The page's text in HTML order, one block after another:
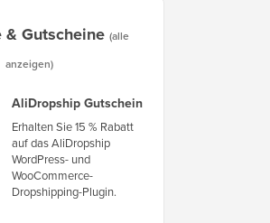
Gutscheine (alle
anzeigen)
AliDropship Gutschein
Erhalten Sie 15 % Rabatt
auf das AliDropship
WordPress- und
WooCommerce-
Dropshipping-Plugin.